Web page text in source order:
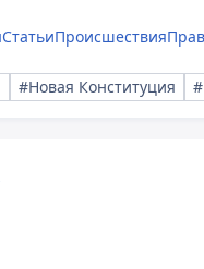
СтатьиПроисшествия
#Новая Конституция